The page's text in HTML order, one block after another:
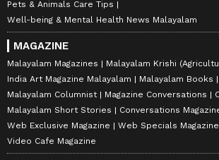
Pets & Animals Care Tips
Well-being & Mental Health News Malayalam
MAGAZINE
Malayalam Magazines
Malayalam Krishi
India Art Magazine Malayalam
Malayalam Books
Malayalam Columnist
Magazine Conversations
Malayalam Short Stories
Conversations
Web Exclusive Magazine
Web Specials Magazine
Video Cafe Magazine